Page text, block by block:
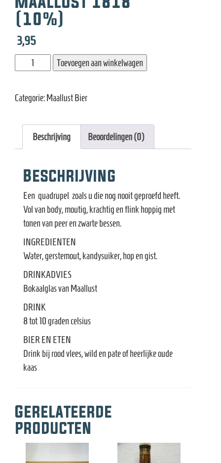
(10%)
3,95
Maallust
1818
aantal
Toevoegen aan winkelwagen
Categorie:Maallust Bier
Beschrijving Beoordelingen (0)
Beschrijving
Een quadrupel zoals u die nog nooit geproefd heeft.
Vol van body, moutig, krachtig en flink hoppig met
tonen van peer en zwarte bessen.
INGREDIENTEN
Water, gerstemout, kandysuiker, hop en gist.
DRINKADVIES
Bokaalglas van Maallust
DRINK
8 tot 10 graden celsius
BIER EN ETEN
Drink bij rood vlees, wild en pate of heerlijke oude
kaas
Gerelateerde
producten